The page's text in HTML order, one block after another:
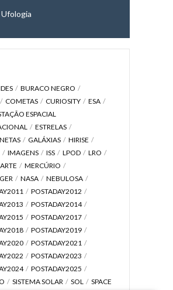
BURACO NEGRO
COMETAS CURIOSITY
ESA
ESPACIAL
ESTRELAS
GALÁXIAS
HIRISE
IMAGENS ISS LPOD
LRO
MERCÚRIO
NASA
NEBULOSA
POSTADAY2012
POSTADAY2014
POSTADAY2017
POSTADAY2019
POSTADAY2021
POSTADAY2023
POSTADAY2025
SISTEMA SOLAR SOL
SPACE